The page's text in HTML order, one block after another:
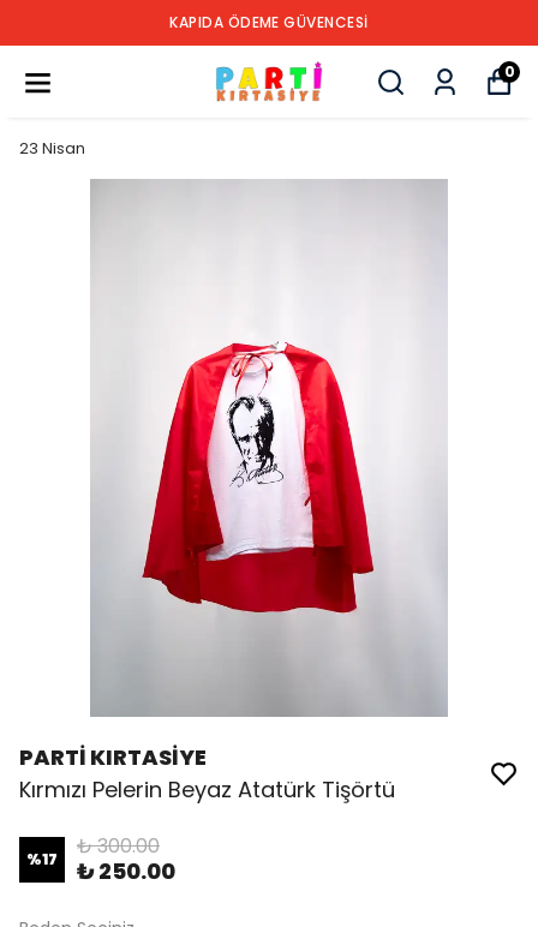
KAPIDA ÖDEME GÜVENCESİ
0
23 Nisan
PARTİ KIRTASİYE
Kırmızı Pelerin Beyaz Atatürk Tişörtü
%17 ₺ 300.00
₺ 250.00